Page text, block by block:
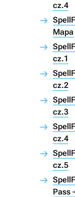
cz.4
Mapa
cz.1
cz.2
cz.3
cz.4
cz.5
Pass